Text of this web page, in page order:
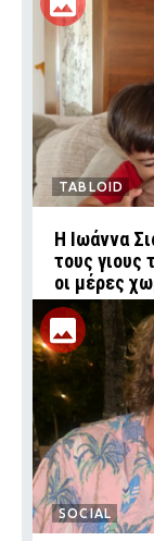
TABLOID
H Ιωάννα
τους γιους
οι μέρες
SOCIAL